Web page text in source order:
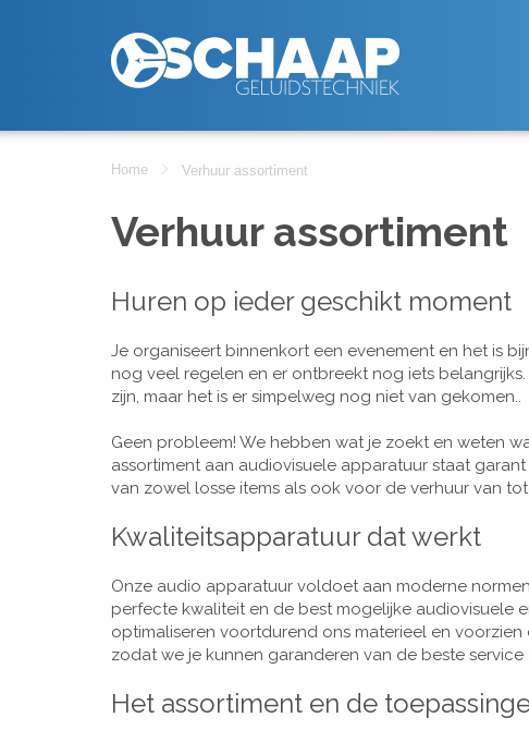
Home Verhuur assortiment
Verhuur assortiment
Huren op ieder geschikt moment
Je organiseert binnenkort een evenement en het is
nog veel regelen en er ontbreekt nog iets
zijn, maar het is er simpelweg nog niet van gekomen..
Geen probleem! We hebben wat je zoekt en weten
assortiment aan audiovisuele apparatuur staat
van zowel losse items als ook voor de verhuur van
Kwaliteitsapparatuur dat werkt
Onze audio apparatuur voldoet aan moderne
perfecte kwaliteit en de best mogelijke audiovisuele
optimaliseren voortdurend ons materieel en
zodat we je kunnen garanderen van de beste
Het assortiment en de